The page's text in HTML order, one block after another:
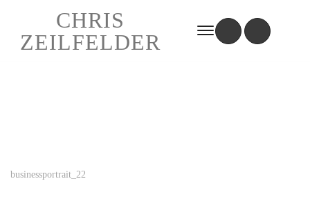
CHRIS
ZEILFELDER
Previous
businessportrait_22